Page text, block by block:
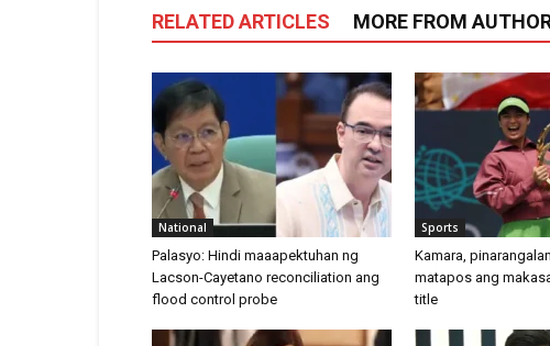
RELATED ARTICLES MORE FROM
National
Palasyo: Hindi maaapektuhan ng
Lacson-Cayetano reconciliation ang
flood control probe
Sports
Kamara,
matapos ang
title